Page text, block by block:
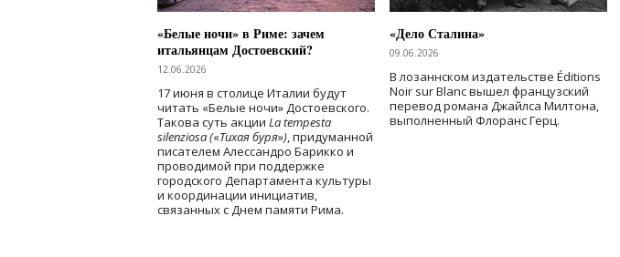
«Белые ночи» в Риме: зачем
итальянцам Достоевский?
12.06.2026
17 июня в столице Италии будут
читать «Белые ночи» Достоевского.
Такова суть акции La tempesta
silenziosa («Тихая буря»), придуманной
писателем Алессандро Барикко и
проводимой при поддержке
городского Департамента культуры
и координации инициатив,
связанных с Днем памяти Рима.
«Дело Сталина»
09.06.2026
В лозаннском издательстве Éditions
Noir sur Blanc вышел французский
перевод романа Джайлса Милтона,
выполненный Флоранс Герц.